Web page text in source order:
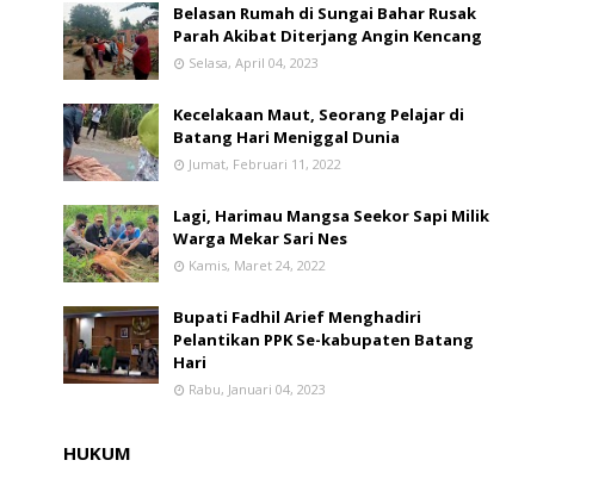
Belasan Rumah di Sungai Bahar Rusak
Parah Akibat Diterjang Angin Kencang
Selasa, April 04, 2023
Kecelakaan Maut, Seorang Pelajar di
Batang Hari Meniggal Dunia
Jumat, Februari 11, 2022
Lagi, Harimau Mangsa Seekor Sapi Milik
Warga Mekar Sari Nes
Kamis, Maret 24, 2022
Bupati Fadhil Arief Menghadiri
Pelantikan PPK Se-kabupaten Batang
Hari
Rabu, Januari 04, 2023
HUKUM